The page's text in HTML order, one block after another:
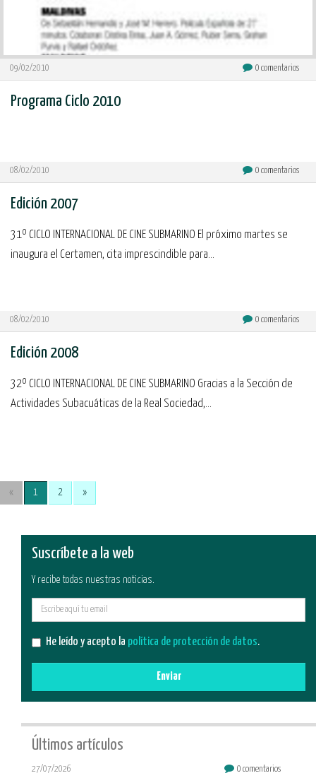
09/02/2010 0 comentarios
Programa Ciclo 2010
08/02/2010 0 comentarios
Edición 2007
31º CICLO INTERNACIONAL DE CINE SUBMARINO El próximo martes se
inaugura el Certamen, cita imprescindible para...
08/02/2010 0 comentarios
Edición 2008
32º CICLO INTERNACIONAL DE CINE SUBMARINO Gracias a la Sección de
Actividades Subacuáticas de la Real Sociedad,...
« 1 2 »
Suscríbete a la web
Y recibe todas nuestras noticias.
He leído y acepto la política de protección de datos.
Enviar
Últimos artículos
27/07/2026 0 comentarios